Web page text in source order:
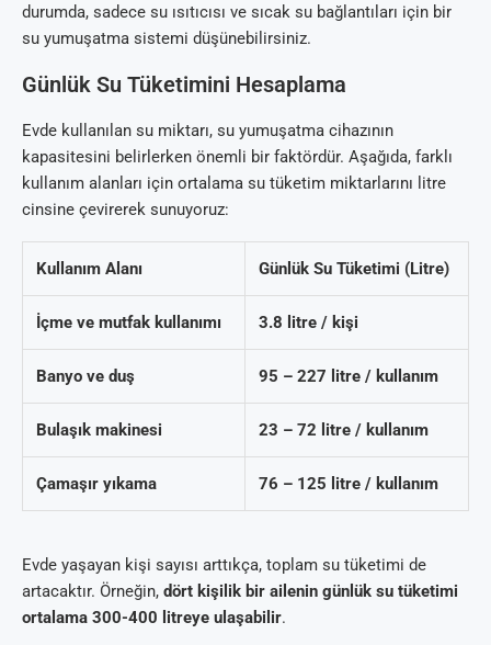
durumda, sadece su ısıtıcısı ve sıcak su bağlantıları için bir
su yumuşatma sistemi düşünebilirsiniz.
Günlük Su Tüketimini Hesaplama
Evde kullanılan su miktarı, su yumuşatma cihazının
kapasitesini belirlerken önemli bir faktördür. Aşağıda, farklı
kullanım alanları için ortalama su tüketim miktarlarını litre
cinsine çevirerek sunuyoruz:
Kullanım Alanı Günlük Su Tüketimi (Litre)
İçme ve mutfak kullanımı 3.8 litre / kişi
Banyo ve duş 95 – 227 litre / kullanım
Bulaşık makinesi 23 – 72 litre / kullanım
Çamaşır yıkama 76 – 125 litre / kullanım
Evde yaşayan kişi sayısı arttıkça, toplam su tüketimi de
artacaktır. Örneğin, dört kişilik bir ailenin günlük su tüketimi
ortalama 300-400 litreye ulaşabilir.